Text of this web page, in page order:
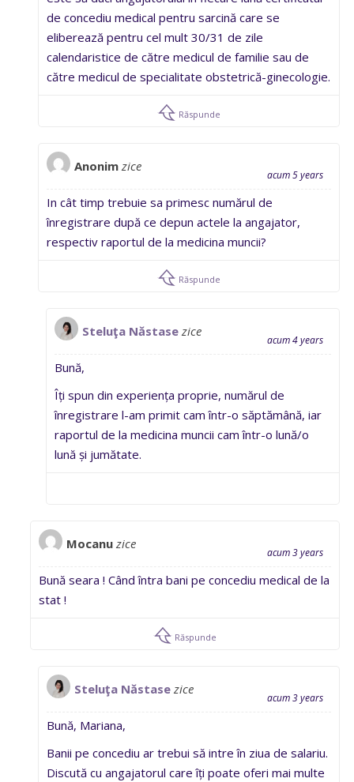
de concediu medical pentru sarcină care se
eliberează pentru cel mult 30/31 de zile
calendaristice de către medicul de familie sau de
către medicul de specialitate obstetrică-ginecologie.
Răspunde
Anonim zice
acum 5 years
In cât timp trebuie sa primesc numărul de
înregistrare după ce depun actele la angajator,
respectiv raportul de la medicina muncii?
Răspunde
Steluţa Năstase zice
acum 4 years
Bună,
Îți spun din experiența proprie, numărul de
înregistrare l-am primit cam într-o săptămână, iar
raportul de la medicina muncii cam într-o lună/o
lună și jumătate.
Mocanu zice
acum 3 years
Bună seara ! Când întra bani pe concediu medical de la
stat !
Răspunde
Steluţa Năstase zice
acum 3 years
Bună, Mariana,
Banii pe concediu ar trebui să intre în ziua de salariu.
Discută cu angajatorul care îți poate oferi mai multe